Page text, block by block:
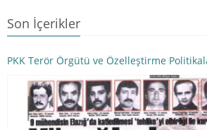
Son İçerikler
PKK Terör Örgütü ve Özelleştirme